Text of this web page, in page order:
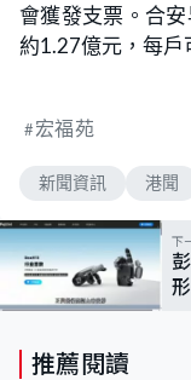
會獲發支票。合
約1.27億元，每戶
宏福苑
新聞資訊 港聞
下
推薦閱讀